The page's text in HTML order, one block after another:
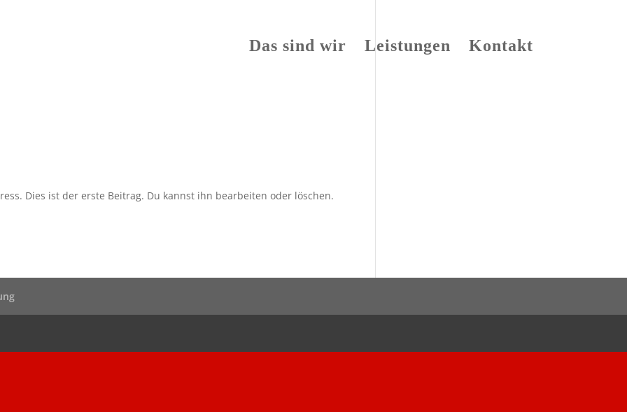
Das sind wir Leistungen Kontakt
Dies ist der erste Beitrag. Du kannst ihn bearbeiten oder löschen.